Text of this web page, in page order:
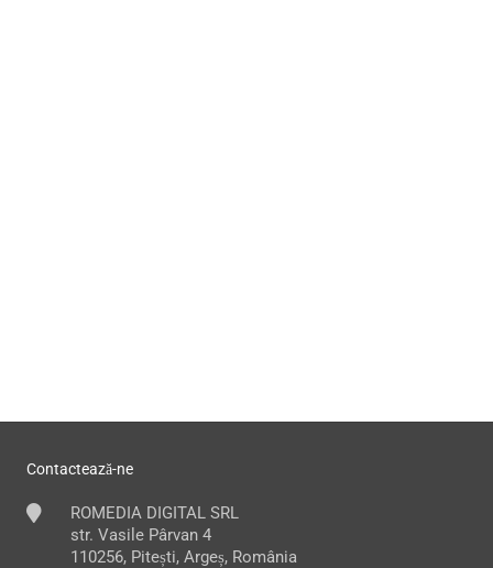
Contactează-ne
ROMEDIA DIGITAL SRL
str. Vasile Pârvan 4
110256, Pitești, Argeș, România